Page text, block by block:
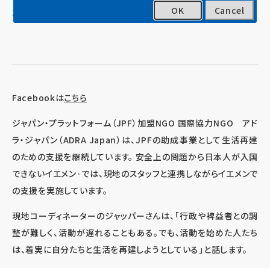
19.03.16
Facebookはこちら
ジャパン・プラットフォーム（JPF）加盟NGO 国際協力NGO アド
ラ・ジャパン（ADRA Japan）は、JPFの助成事業として生活再建
のための支援を継続しています。 安全上の問題から日本人が入国
できないイエメン·では、現地のスタッフと連携しながらイエメンで
の支援を実施しています。
現地コーディネーターのジャッパーさんは、「行政や裨益者との調
整が難しく、活動が遅れることもある。でも、活動を始めた人たち
は、着実に自分たちと生活を再建しようとしている」と話します。
OK Cancel